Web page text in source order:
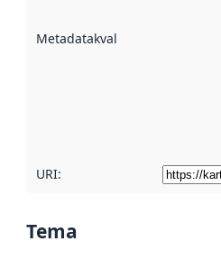
Metadatakvalitet
URI:
Tema